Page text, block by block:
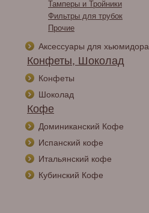
Тамперы и Тройники
Фильтры для трубок
Прочие
Аксессуары для хьюмидора
Конфеты, Шоколад
Конфеты
Шоколад
Кофе
Доминиканский Кофе
Испанский кофе
Итальянский кофе
Кубинский Кофе